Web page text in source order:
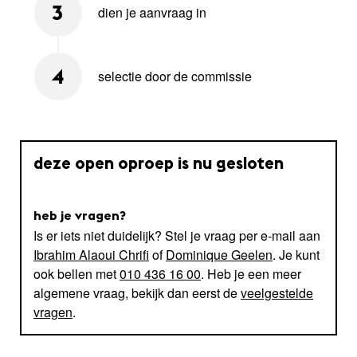
3 dien je aanvraag in
4 selectie door de commissie
deze open oproep is nu gesloten
heb je vragen?
Is er iets niet duidelijk? Stel je vraag per e-mail aan
Ibrahim Alaoui Chrifi ofDominique Geelen. Je kunt
ook bellen met010 436 16 00. Heb je een meer
algemene vraag, bekijk dan eerst deveelgestelde
vragen.